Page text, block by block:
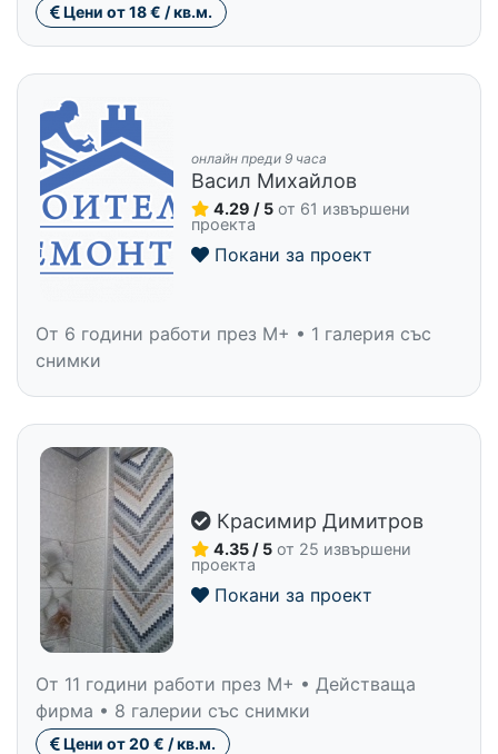
Цени от 18 € / кв.м.
онлайн преди 9 часа
Васил Михайлов
4.29 / 5 от 61 извършени
проекта
Покани за проект
От 6 години работи през M+ • 1 галерия със
снимки
Красимир Димитров
4.35 / 5 от 25 извършени
проекта
Покани за проект
От 11 години работи през M+ • Действаща
фирма • 8 галерии със снимки
Цени от 20 € / кв.м.